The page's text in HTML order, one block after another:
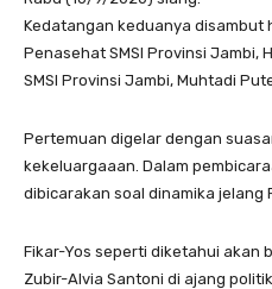
Kedatangan keduanya disambut
Penasehat SMSI Provinsi Jambi,
SMSI Provinsi Jambi, Muhtadi
Pertemuan digelar dengan
kekeluargaaan. Dalam
dibicarakan soal dinamika jelang
Fikar-Yos seperti diketahui akan
Zubir-Alvia Santoni di ajang